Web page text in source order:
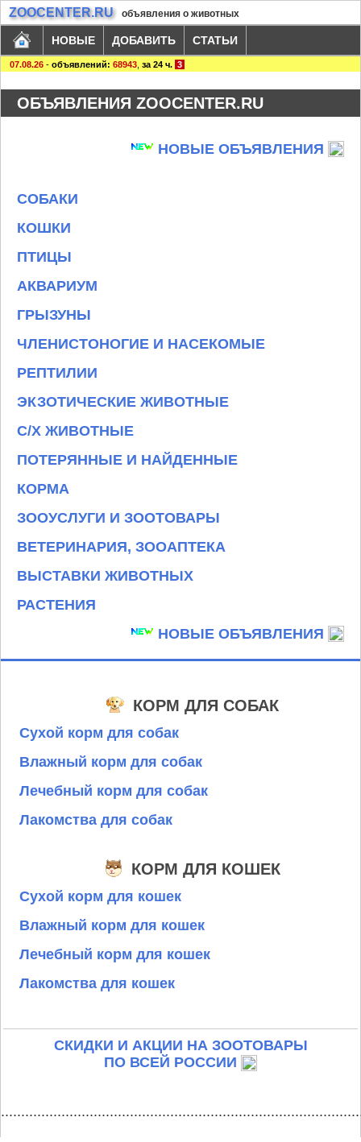
ZOOCENTER.RU объявления о животных
НОВЫЕ ДОБАВИТЬ СТАТЬИ
07.08.26 - объявлений: 68943 за 24 ч. 3
ОБЪЯВЛЕНИЯ ZOOCENTER.RU
НОВЫЕ ОБЪЯВЛЕНИЯ
СОБАКИ
КОШКИ
ПТИЦЫ
АКВАРИУМ
ГРЫЗУНЫ
ЧЛЕНИСТОНОГИЕ И НАСЕКОМЫЕ
РЕПТИЛИИ
ЭКЗОТИЧЕСКИЕ ЖИВОТНЫЕ
С/Х ЖИВОТНЫЕ
ПОТЕРЯННЫЕ И НАЙДЕННЫЕ
КОРМА
ЗООУСЛУГИ И ЗООТОВАРЫ
ВЕТЕРИНАРИЯ, ЗООАПТЕКА
ВЫСТАВКИ ЖИВОТНЫХ
РАСТЕНИЯ
НОВЫЕ ОБЪЯВЛЕНИЯ
КОРМ ДЛЯ СОБАК
Сухой корм для собак
Влажный корм для собак
Лечебный корм для собак
Лакомства для собак
КОРМ ДЛЯ КОШЕК
Сухой корм для кошек
Влажный корм для кошек
Лечебный корм для кошек
Лакомства для кошек
СКИДКИ И АКЦИИ НА ЗООТОВАРЫ
ПО ВСЕЙ РОССИИ